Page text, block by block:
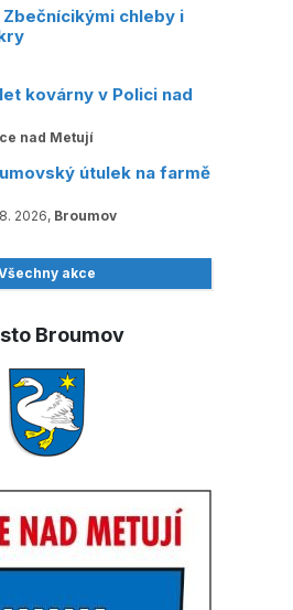
chleby i
kovárny v Polici nad
nad Metují
útulek na farmě
2026, Broumov
akce
Broumov